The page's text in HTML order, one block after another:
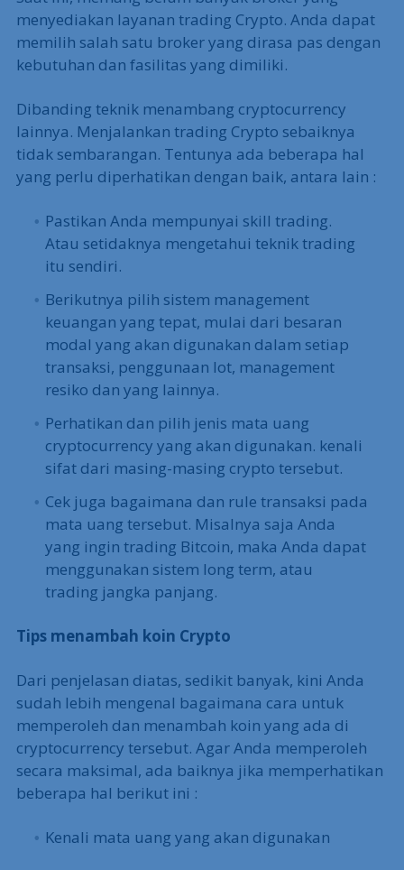
menyediakan layanan trading Crypto. Anda dapat
memilih salah satu broker yang dirasa pas dengan
kebutuhan dan fasilitas yang dimiliki.
Dibanding teknik menambang cryptocurrency
lainnya. Menjalankan trading Crypto sebaiknya
tidak sembarangan. Tentunya ada beberapa hal
yang perlu diperhatikan dengan baik, antara lain :
Pastikan Anda mempunyai skill trading.
Atau setidaknya mengetahui teknik trading
itu sendiri.
Berikutnya pilih sistem management
keuangan yang tepat, mulai dari besaran
modal yang akan digunakan dalam setiap
transaksi, penggunaan lot, management
resiko dan yang lainnya.
Perhatikan dan pilih jenis mata uang
cryptocurrency yang akan digunakan. kenali
sifat dari masing-masing crypto tersebut.
Cek juga bagaimana dan rule transaksi pada
mata uang tersebut. Misalnya saja Anda
yang ingin trading Bitcoin, maka Anda dapat
menggunakan sistem long term, atau
trading jangka panjang.
Tips menambah koin Crypto
Dari penjelasan diatas, sedikit banyak, kini Anda
sudah lebih mengenal bagaimana cara untuk
memperoleh dan menambah koin yang ada di
cryptocurrency tersebut. Agar Anda memperoleh
secara maksimal, ada baiknya jika memperhatikan
beberapa hal berikut ini :
Kenali mata uang yang akan digunakan